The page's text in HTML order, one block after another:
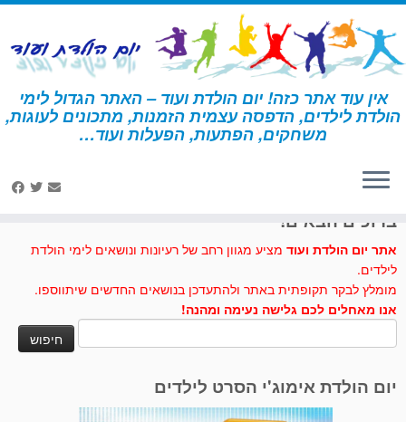
דלג
לתוכן
אין עוד אתר כזה! יום הולדת ועוד – האתר הגדול לימי
הולדת לילדים, הדפסה עצמית הזמנות, מתכונים לעוגות,
משחקים, הפתעות, הפעלות ועוד… דף הבית » סימניות
ברוכים הבאים!
אתר יום הולדת ועוד מציע מגוון רחב של רעיונות ונושאים לימי הולדת
לילדים.
מומלץ לבקר תקופתית באתר ולהתעדכן בנושאים החדשים שיתווספו.
אנו מאחלים לכם גלישה נעימה ומהנה!
יום הולדת אימוג'י הסרט לילדים